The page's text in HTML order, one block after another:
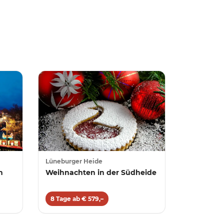
Lüneburger Heide
Weihnachten in der Südheide
8 Tage ab € 579,–